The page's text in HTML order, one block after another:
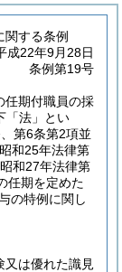
する条例
成22年9月28日
条例第19号
任期付職員の採
「法」とい
第6条第2項並
和25年法律第
和27年法律第
任期を定めた
の特例に関し
又は優れた識見